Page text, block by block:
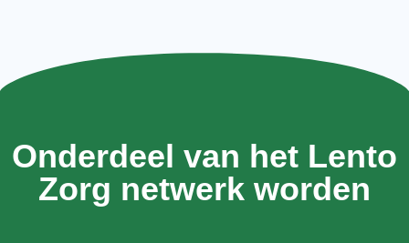
Onderdeel van het Lento
Zorg netwerk worden